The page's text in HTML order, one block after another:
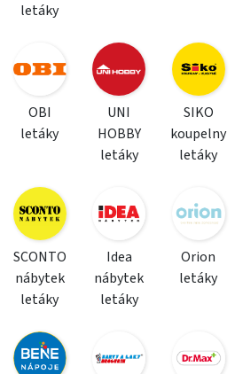
letáky
OBI
letáky
UNI
HOBBY
letáky
SIKO
koupelny
letáky
SCONTO
nábytek
letáky
Idea
nábytek
letáky
Orion
letáky